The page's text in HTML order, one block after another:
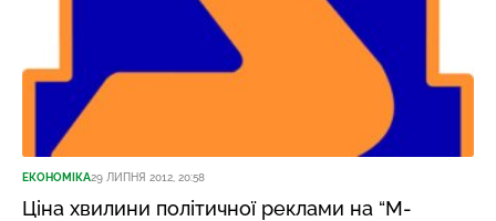
ЕКОНОМІКА29 ЛИПНЯ 2012, 20:58
Ціна хвилини політичної реклами на “М-